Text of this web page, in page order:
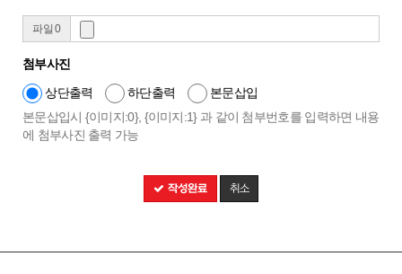
파일 0
첨부사진
상단출력
하단출력
본문삽입
본문삽입시 {이미지:0}, {이미지:1} 과 같이 첨부번호를 입력하면 내용
에 첨부사진 출력 가능
작성완료 취소